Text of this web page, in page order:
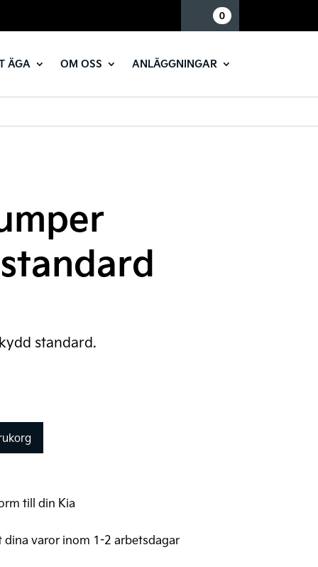
0
ÄGA OM OSS ANLÄGGNINGAR
standard.
till din Kia
dina varor inom 1-2 arbetsdagar